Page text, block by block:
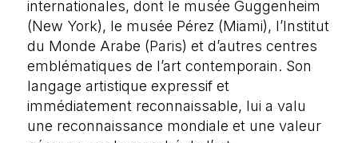
internationales, dont le musée Guggenheim
(New York), le musée Pérez (Miami), l’Institut
du Monde Arabe (Paris) et d’autres centres
emblématiques de l’art contemporain. Son
langage artistique expressif et
immédiatement reconnaissable, lui a valu
une reconnaissance mondiale et une valeur